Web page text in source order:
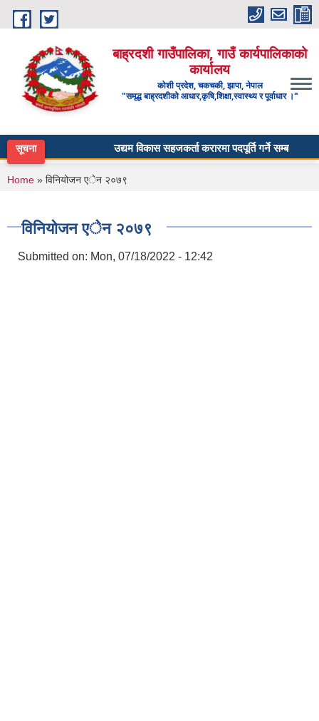
Skip to main content
बाह्रदशी गाउँपालिका, गाउँ कार्यपालिकाको
कार्यालय
कोशी प्रदेश, चकचकी, झापा, नेपाल
"समृद्ध बाह्रदशीको आधार,कृषि,शिक्षा,स्वास्थ्य र पूर्वाधार ।"
सूचना उद्यम विकास सहजकर्ता करारमा पदपूर्ति गर्ने सम्बन्धी सूचना
You are here
Home » विनियोजन एेन २०७९
विनियोजन एेन २०७९
Submitted on: Mon, 07/18/2022 - 12:42